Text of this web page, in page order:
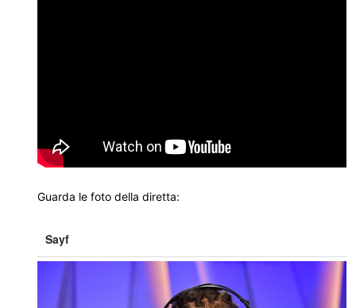
Guarda le foto della diretta:
Sayf